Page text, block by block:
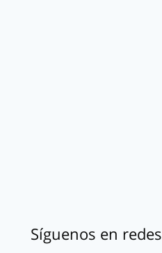
Síguenos en redes